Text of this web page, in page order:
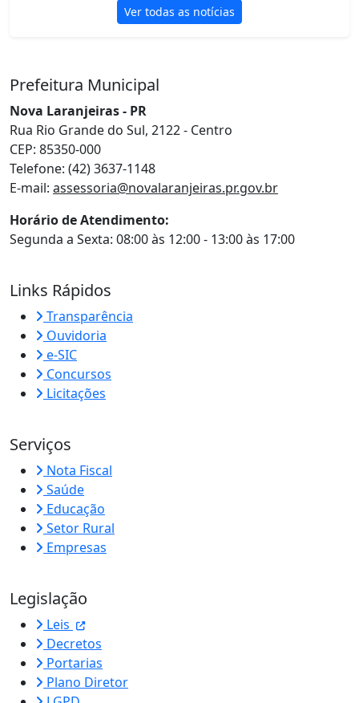
Ver todas as notícias
Prefeitura Municipal
Nova Laranjeiras - PR
Rua Rio Grande do Sul, 2122 - Centro
CEP: 85350-000
Telefone: (42) 3637-1148
E-mail: assessoria@novalaranjeiras.pr.gov.br
Horário de Atendimento:
Segunda a Sexta: 08:00 às 12:00 - 13:00 às 17:00
Links Rápidos
Transparência
Ouvidoria
e-SIC
Concursos
Licitações
Serviços
Nota Fiscal
Saúde
Educação
Setor Rural
Empresas
Legislação
Leis
Decretos
Portarias
Plano Diretor